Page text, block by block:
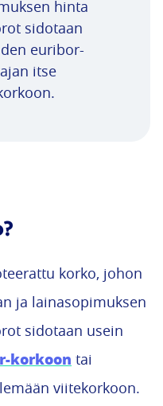
hinta
sidotaan
euribor-
itse
korko, johon
ja lainasopimuksen
sidotaan usein
korkoon tai
viitekorkoon.